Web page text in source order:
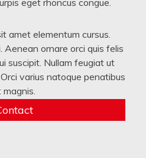
eget rhoncus congue.
amet elementum cursus.
Aenean ornare orci quis felis
suscipit. Nullam feugiat ut
varius natoque penatibus
magnis.